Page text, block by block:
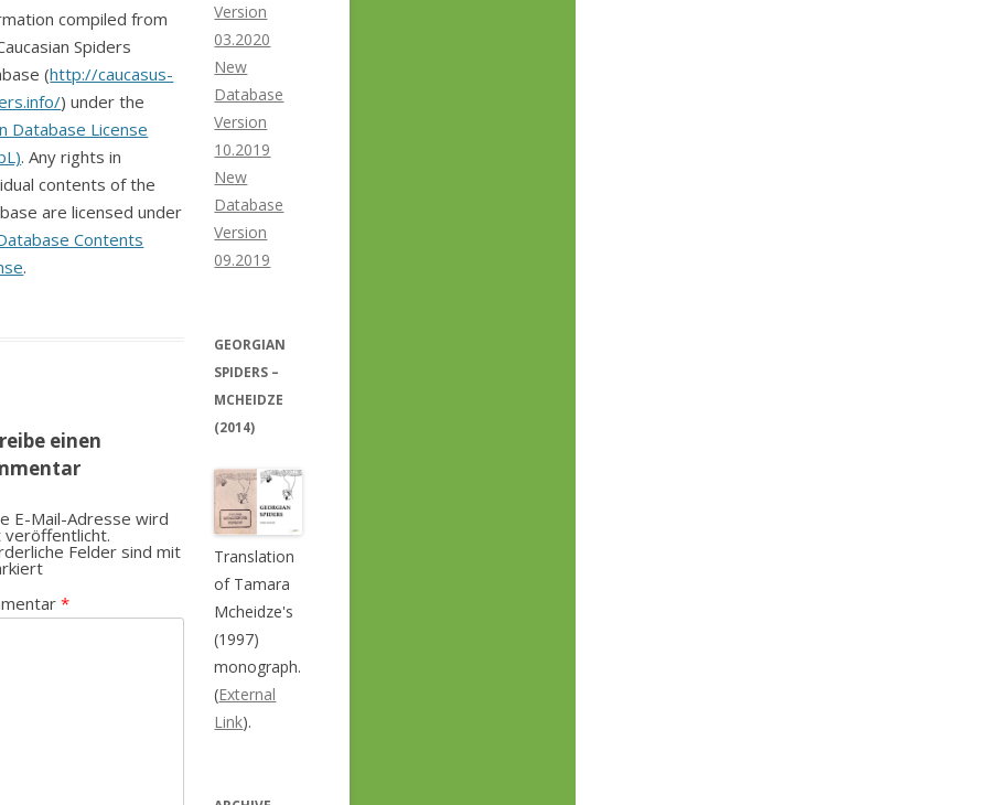
compiled from
Spiders
(http://caucasus-
) under the
Database License
. Any rights in
contents of the
are licensed under
Contents
.
einen
E-Mail-Adresse wird
veröffentlicht.
Felder sind mit
*
Version
03.2020
New
Database
Version
10.2019
New
Database
Version
09.2019
GEORGIAN
SPIDERS –
MCHEIDZE
(2014)
Translation
of Tamara
Mcheidze's
(1997)
monograph.
(External
Link).